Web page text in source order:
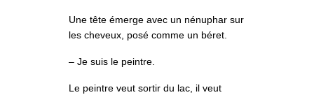
Une tête émerge avec un nénuphar sur
les cheveux, posé comme un béret.
– Je suis le peintre.
Le peintre veut sortir du lac, il veut